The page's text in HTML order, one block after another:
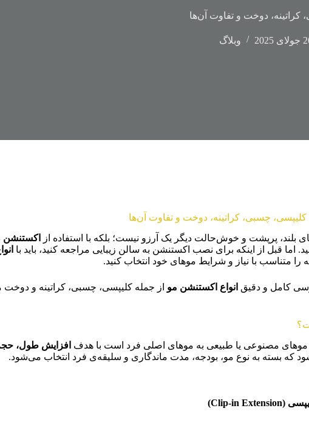
کراتینه، دوخت و تفاوت آن‌ها
2025 وبلاگ
کلیپسی، چسبی، کراتینه، دوخت و تفاوت آن‌ها
بلند، پرپشت و خوش‌حالت دیگر یک آرزو نیست؛ بلکه با استفاده از
اکستنشن
اما قبل از اینکه برای نصب اکستنشن به سالن زیبایی مراجعه کنید، باید با
را متناسب با نیاز و شرایط موهای خود انتخاب کنید.
کامل و دقیق انواع اکستنشن مو از جمله کلیپسی، چسبی، کراتینه و
موهای مصنوعی یا طبیعی به موهای اصلی فرد است با هدف افزایش طول،
که بسته به نوع مو، بودجه، مدت ماندگاری و سلیقه‌ی فرد انتخاب می‌شود.
(Clip-in Extension)